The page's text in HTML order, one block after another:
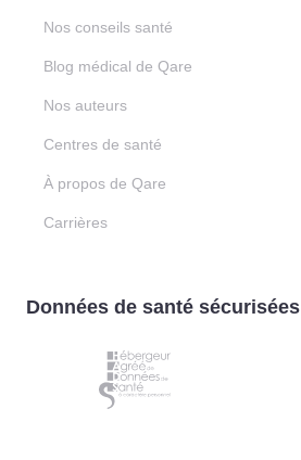
Nos conseils santé
Blog médical de Qare
Nos auteurs
Centres de santé
À propos de Qare
Carrières
Données de santé sécurisées